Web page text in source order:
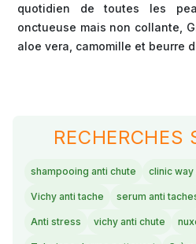
quotidien de toutes les
onctueuse mais non collante,
aloe vera, camomille et beurre
RECHERCHES
shampooing anti chute clinic
Vichy anti tache serum anti
Anti stress vichy anti chute